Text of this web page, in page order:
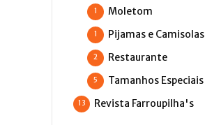
Moletom
1
Pijamas e Camisolas
1
Restaurante
2
Tamanhos Especiais
5
Revista Farroupilha's
13